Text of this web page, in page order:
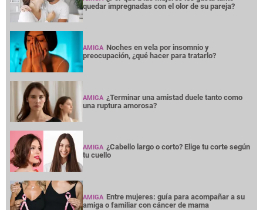
quedar impregnadas con el olor de su pareja?
AMIGA Noches en vela por insomnio y
preocupación, ¿qué hacer para tratarlo?
AMIGA ¿Terminar una amistad duele tanto como
una ruptura amorosa?
AMIGA ¿Cabello largo o corto? Elige tu corte según
tu cuello
AMIGA Entre mujeres: guía para acompañar a su
amiga o familiar con cáncer de mama